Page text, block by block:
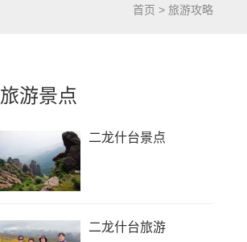
首页 > 旅游攻略
旅游景点
二龙什台景点
二龙什台旅游